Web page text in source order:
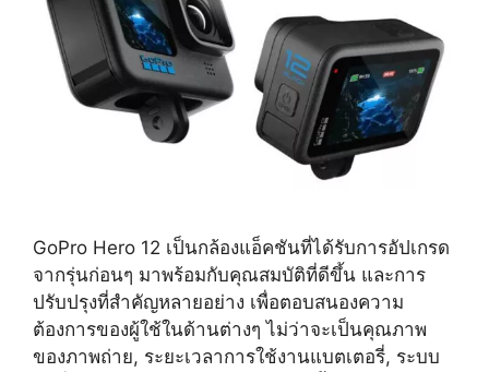
GoPro Hero 12 เป็นกล้องแอ็คชันที่ได้รับการอัปเกรด
จากรุ่นก่อนๆ มาพร้อมกับคุณสมบัติที่ดีขึ้น และการ
ปรับปรุงที่สำคัญหลายอย่าง เพื่อตอบสนองความ
ต้องการของผู้ใช้ในด้านต่างๆ ไม่ว่าจะเป็นคุณภาพ
ของภาพถ่าย, ระยะเวลาการใช้งานแบตเตอรี่, ระบบ